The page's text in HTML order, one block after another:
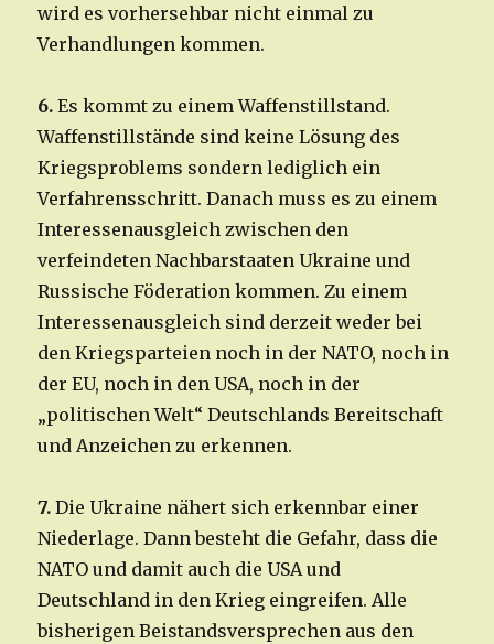
wird es vorhersehbar nicht einmal zu
Verhandlungen kommen.
6. Es kommt zu einem Waffenstillstand.
Waffenstillstände sind keine Lösung des
Kriegsproblems sondern lediglich ein
Verfahrensschritt. Danach muss es zu einem
Interessenausgleich zwischen den
verfeindeten Nachbarstaaten Ukraine und
Russische Föderation kommen. Zu einem
Interessenausgleich sind derzeit weder bei
den Kriegsparteien noch in der NATO, noch in
der EU, noch in den USA, noch in der
„politischen Welt“ Deutschlands Bereitschaft
und Anzeichen zu erkennen.
7. Die Ukraine nähert sich erkennbar einer
Niederlage. Dann besteht die Gefahr, dass die
NATO und damit auch die USA und
Deutschland in den Krieg eingreifen. Alle
bisherigen Beistandsversprechen aus den